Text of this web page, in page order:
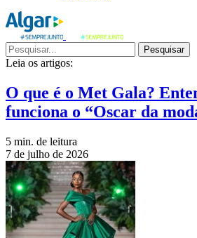
Pesquisar
Leia os artigos:
O que é o Met Gala?
funciona o “Oscar da
5 min. de leitura
7 de julho de 2026